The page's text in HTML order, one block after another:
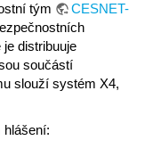
tým
CESNET-
distribuuje
součástí
slouží systém X4,
hlášení: